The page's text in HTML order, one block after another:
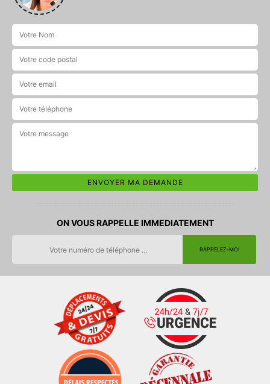
ON VOUS RAPPELLE IMMEDIATEMENT